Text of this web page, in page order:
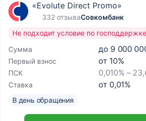
«Evolute Direct Promo»
332 отзываСовкомбанк
Сумма до 9 000
Первый взнос от 10%
ПСК 0,010% –
Ставка от 0,01%
Не подходит условие по господдержке
В день обращения